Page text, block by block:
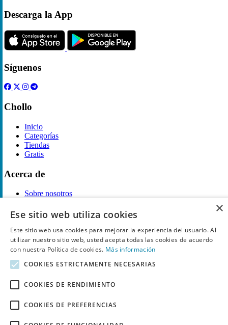
Descarga la App
Síguenos
Chollo
Inicio
Categorías
Tiendas
Gratis
Acerca de
Sobre nosotros
Reglas de publicación
Información legal
Privacidad
Declaración de cookies
Aviso y eliminación
Derechos de autor ©Chollo2026. Todos los derechos quedan
×
Ese sitio web utiliza cookies
Este sitio web usa cookies para mejorar la experiencia del usuario. Al
utilizar nuestro sitio web, usted acepta todas las cookies de acuerdo
con nuestra Política de cookies. Más información
COOKIES ESTRICTAMENTE NECESARIAS
COOKIES DE RENDIMIENTO
COOKIES DE PREFERENCIAS